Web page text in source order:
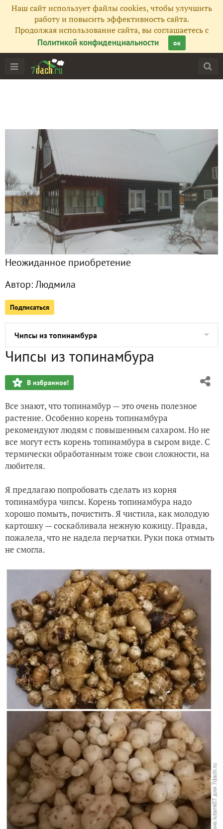
Наш сайт использует файлы cookies, чтобы улучшить
работу и повысить эффективность сайта.
Продолжая использование сайта, вы соглашаетесь с
Политикой конфиденциальности
ок
Неожиданное приобретение
Автор:Людмила
Подписаться
Главная
102
Сейчас обсуждают
И снова дача. 9 апреля 2022 год
Март 2022. Дача
Посев лобелии
Новогодний Санкт-Петербург
Просто шоколад
Чипсы из топинамбура
Вяленые томаты с прованскими травами
Людмилы, с Днём Ангела!!!
Вкусняшки для четвероногого друга
Посев лука в улитки
Знакомьтесь, это Масяня
Чипсы из топинамбура
В избранное!
Все знают, что топинамбур — это очень полезное
растение. Особенно корень топинамбура
рекомендуют людям с повышенным сахаром. Но не
все могут есть корень топинамбура в сыром виде. С
термически обработанным тоже свои сложности, на
любителя.
Я предлагаю попробовать сделать из корня
топинамбура чипсы. Корень топинамбура надо
хорошо помыть, почистить. Я чистила, как молодую
картошку — соскабливала нежную кожицу. Правда,
пожалела, что не надела перчатки. Руки пока отмыть
не смогла.